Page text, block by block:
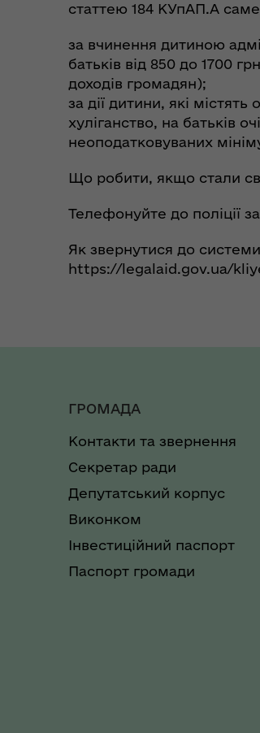
статтею 184 КУпАП.А
за вчинення дитиною
батьків від 850 до 1700
доходів громадян);
за дії дитини, які
хуліганство, на батьків
неоподатковуваних
Що робити, якщо стали
Телефонуйте до поліції
Як звернутися до
https://legalaid.gov.ua/
ГРОМАДА
Контакти та звернення
Секретар ради
Депутатський корпус
Виконком
Інвестиційний паспорт
Паспорт громади